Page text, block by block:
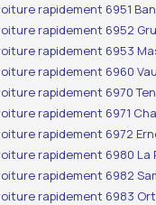
rapidement 6951
rapidement 6952
rapidement 6953
rapidement 6960
rapidement 6970
rapidement 6971
rapidement 6972
rapidement 6980 La
rapidement 6982
rapidement 6983